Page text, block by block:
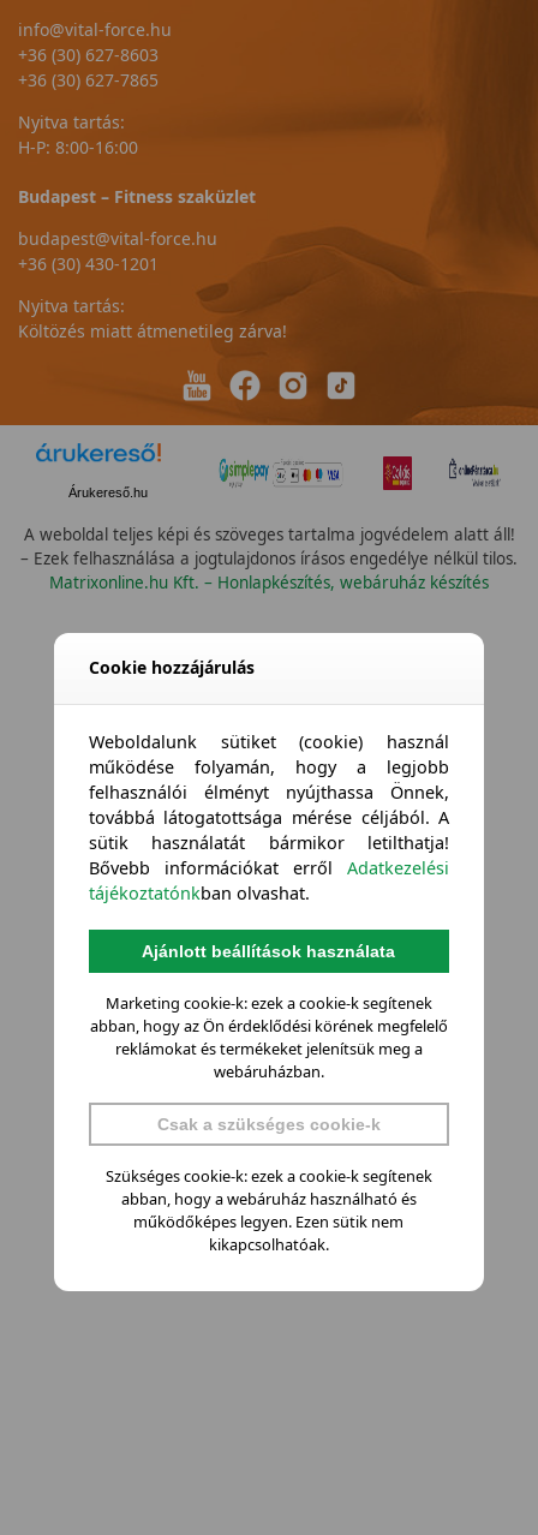
info@vital-force.hu
+36 (30) 627-8603
+36 (30) 627-7865
Nyitva tartás:
H-P: 8:00-16:00
Budapest – Fitness szaküzlet
budapest@vital-force.hu
+36 (30) 430-1201
Nyitva tartás:
Költözés miatt átmenetileg zárva!
Árukereső.hu
A weboldal teljes képi és szöveges tartalma jogvédelem alatt áll!
– Ezek felhasználása a jogtulajdonos írásos engedélye nélkül tilos.
Matrixonline.hu Kft. – Honlapkészítés, webáruház készítés
Cookie hozzájárulás
Weboldalunk sütiket (cookie) használ
működése folyamán, hogy a legjobb
felhasználói élményt nyújthassa Önnek,
továbbá látogatottsága mérése céljából. A
sütik használatát bármikor letilthatja!
Bővebb információkat errőlAdatkezelési
tájékoztatónkban olvashat.
Ajánlott beállítások használata
Marketing cookie-k: ezek a cookie-k segítenek
abban, hogy az Ön érdeklődési körének megfelelő
reklámokat és termékeket jelenítsük meg a
webáruházban.
Csak a szükséges cookie-k
Szükséges cookie-k: ezek a cookie-k segítenek
abban, hogy a webáruház használható és
működőképes legyen. Ezen sütik nem
kikapcsolhatóak.